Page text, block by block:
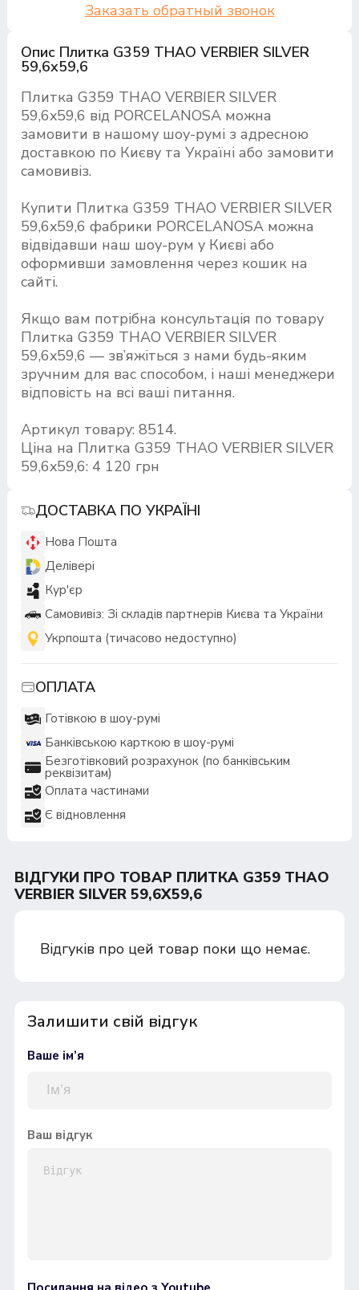
Опис Плитка G359 THAO VERBIER SILVER
59,6x59,6
Плитка G359 THAO VERBIER SILVER
59,6x59,6 від PORCELANOSA можна
замовити в нашому шоу-румі з адресною
доставкою по Києву та Україні або замовити
самовивіз.
Купити Плитка G359 THAO VERBIER SILVER
59,6x59,6 фабрики PORCELANOSA можна
відвідавши наш шоу-рум у Києві або
оформивши замовлення через кошик на
сайті.
Якщо вам потрібна консультація по товару
Плитка G359 THAO VERBIER SILVER
59,6x59,6 — зв’яжіться з нами будь-яким
зручним для вас способом, і наші менеджери
відповість на всі ваші питання.
Артикул товару: 8514.
Ціна на Плитка G359 THAO VERBIER SILVER
59,6x59,6: 4 120 грн
ДОСТАВКА ПО УКРАЇНІ
Нова Пошта
Делівері
Кур'єр
Самовивіз: Зі складів партнерів Києва та України
Укрпошта (тичасово недоступно)
ОПЛАТА
Готівкою в шоу-румі
Банківською карткою в шоу-румі
Безготівковий розрахунок (по банківським
реквізитам)
Оплата частинами
Є відновлення
ВІДГУКИ ПРО ТОВАР ПЛИТКА G359 THAO
VERBIER SILVER 59,6X59,6
Відгуків про цей товар поки що немає.
Залишити свій відгук
Ваше ім’я
Ваш відгук
Заказать обратный звонок